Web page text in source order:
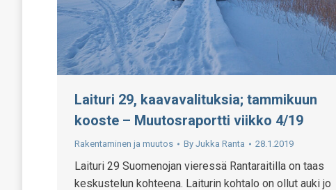
Laituri 29, kaavavalituksia; tammikuun
kooste – Muutosraportti viikko 4/19
Rakentaminen ja muutos By Jukka Ranta 28.1.2019
Laituri 29 Suomenojan vieressä Rantaraitilla on taas
keskustelun kohteena. Laiturin kohtalo on ollut auki jo